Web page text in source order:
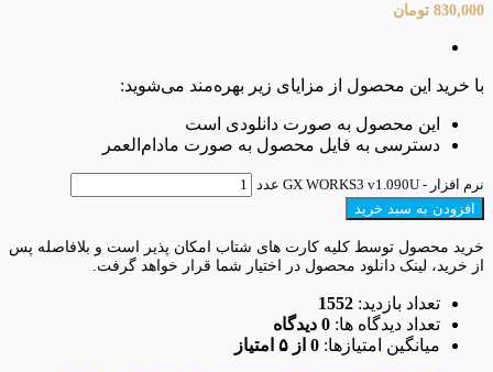
830,000 تومان
با خرید این محصول از مزایای زیر بهره‌مند می‌شوید:
این محصول به صورت دانلودی است
دسترسی به فایل محصول به صورت مادام‌العمر
نرم افزار - GX WORKS3 v1.090U عدد
افزودن به سبد خرید
خرید محصول توسط کلیه کارت های شتاب امکان پذیر است و بلافاصله پس
از خرید، لینک دانلود محصول در اختیار شما قرار خواهد گرفت.
تعداد بازدید: 1552
تعداد دیدگاه ها: 0 دیدگاه
میانگین امتیازها: 0 از ۵ امتیاز